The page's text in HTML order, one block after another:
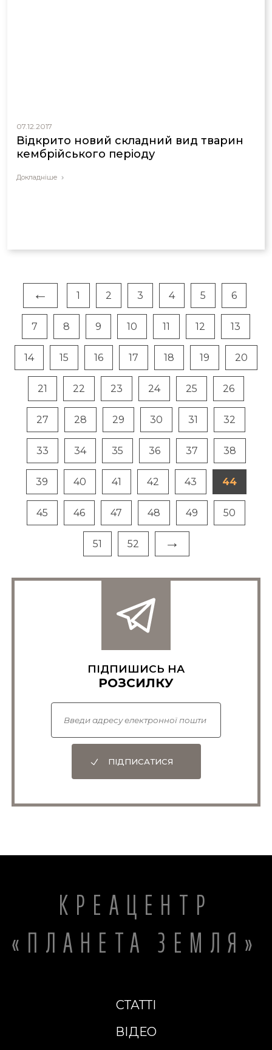
07.12.2017
Відкрито новий складний вид тварин
кембрійського періоду
Докладніше
← 1 2 3 4 5 6
7 8 9 10 11 12 13
14 15 16 17 18 19 20
21 22 23 24 25 26
27 28 29 30 31 32
33 34 35 36 37 38
39 40 41 42 43 44
45 46 47 48 49 50
51 52 →
ПІДПИШИСЬ НА
РОЗСИЛКУ
ПІДПИСАТИСЯ
КРЕАЦЕНТР
«ПЛАНЕТА ЗЕМЛЯ»
СТАТТІ
ВІДЕО